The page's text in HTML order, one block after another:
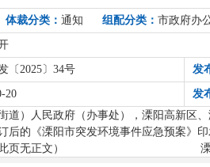
体裁分类： 通知 组配分类： 市政府办
〔2025〕34号 发
20
发
道）人民政府（办事处），溧阳高新区
后的《溧阳市突发环境事件应急预案》
（此页无正文） 溧阳市人民政